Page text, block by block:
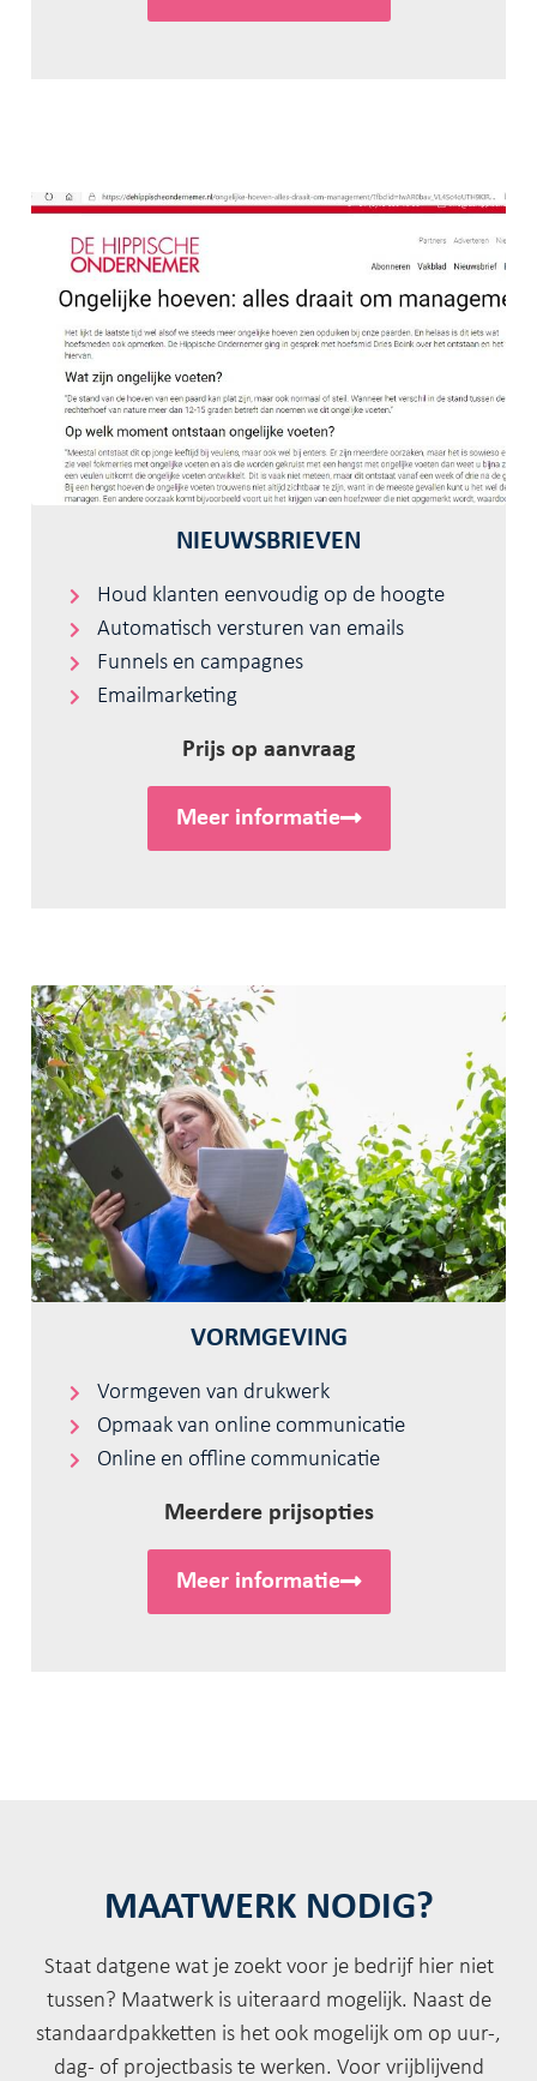
NIEUWSBRIEVEN
Houd klanten eenvoudig op de hoogte
Automatisch versturen van emails
Funnels en campagnes
Emailmarketing
Prijs op aanvraag
Meer informatie
VORMGEVING
Vormgeven van drukwerk
Opmaak van online communicatie
Online en offline communicatie
Meerdere prijsopties
Meer informatie
MAATWERK NODIG?
Staat datgene wat je zoekt voor je bedrijf hier niet
tussen? Maatwerk is uiteraard mogelijk. Naast de
standaardpakketten is het ook mogelijk om op uur-,
dag- of projectbasis te werken. Voor vrijblijvend